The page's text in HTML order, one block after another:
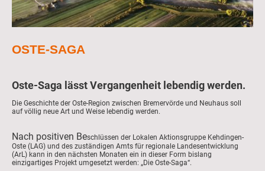
OSTE-SAGA
Oste-Saga lässt Vergangenheit lebendig werden.
Die Geschichte der Oste-Region zwischen Bremervörde und Neuhaus soll
auf völlig neue Art und Weise lebendig werden.
Nach positiven Beschlüssen der Lokalen Aktionsgruppe Kehdingen-
Oste (LAG) und des zuständigen Amts für regionale Landesentwicklung
(ArL) kann in den nächsten Monaten ein in dieser Form bislang
einzigartiges Projekt umgesetzt werden: „Die Oste-Saga“.